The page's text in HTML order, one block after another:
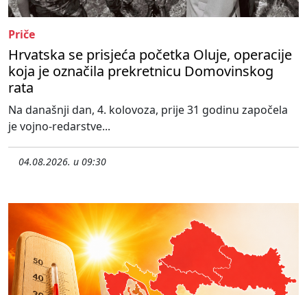
Priče
Hrvatska se prisjeća početka Oluje, operacije
koja je označila prekretnicu Domovinskog
rata
Na današnji dan, 4. kolovoza, prije 31 godinu započela
je vojno-redarstve...
04.08.2026. u 09:30